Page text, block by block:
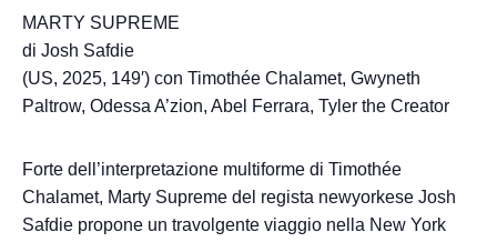
MARTY SUPREME
di Josh Safdie
(US, 2025, 149′) con Timothée Chalamet, Gwyneth
Paltrow, Odessa A’zion, Abel Ferrara, Tyler the Creator
Forte dell’interpretazione multiforme di Timothée
Chalamet, Marty Supreme del regista newyorkese Josh
Safdie propone un travolgente viaggio nella New York